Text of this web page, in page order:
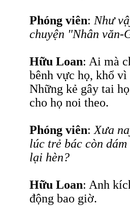
Phóng viên: Như
chuyện "Nhân văn-
Hữu Loan: Ai mà
bênh vực họ, khổ
Những kẻ gây tai
cho họ noi theo.
Phóng viên: Xưa
lúc trẻ bác còn
lại hèn?
Hữu Loan: Anh
động bao giờ.